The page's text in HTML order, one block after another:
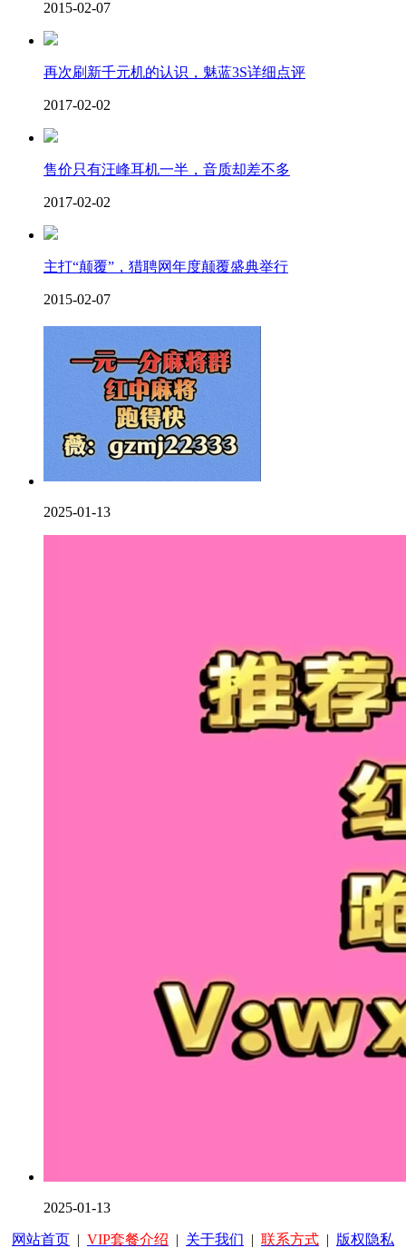
2015-02-07
再次刷新千元机的认识，魅蓝3S详细点评
2017-02-02
售价只有汪峰耳机一半，音质却差不多
2017-02-02
主打“颠覆”，猎聘网年度颠覆盛典举行
2015-02-07
2025-01-13
2025-01-13
网站首页 | VIP套餐介绍 | 关于我们 | 联系方式 | 版权隐私